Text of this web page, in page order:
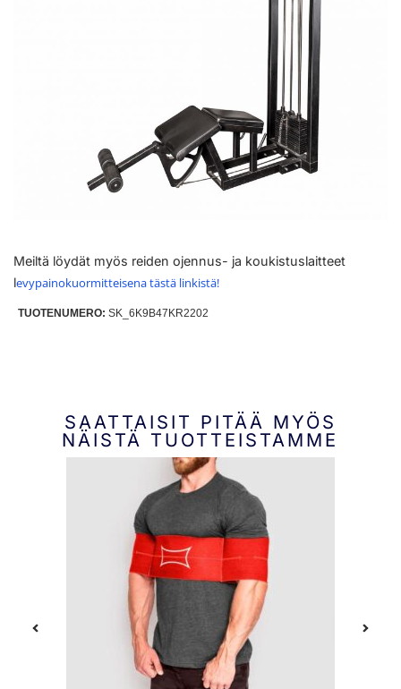
Meiltä löydät myös reiden ojennus- ja koukistuslaitteet
levypainokuormitteisena tästä linkistä!
TUOTENUMERO: SK_6K9B47KR2202
SAATTAISIT PITÄÄ MYÖS
NÄISTÄ TUOTTEISTAMME